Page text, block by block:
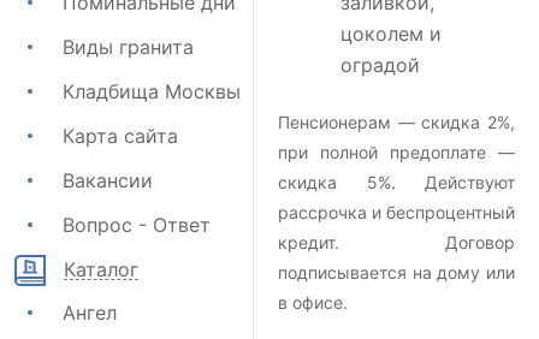
Виды гранита
Кладбища Москвы
Карта сайта
Вакансии
Вопрос - Ответ
Каталог
Ангел
цоколем и
оградой
Пенсионерам — скидка 2%,
при полной предоплате —
скидка 5%. Действуют
рассрочка и беспроцентный
кредит. Договор
подписывается на дому или
в офисе.